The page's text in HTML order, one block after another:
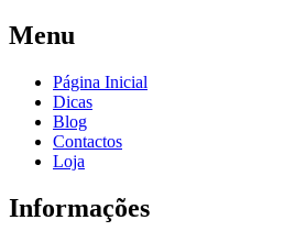
Menu
Página Inicial
Dicas
Blog
Contactos
Loja
Informações